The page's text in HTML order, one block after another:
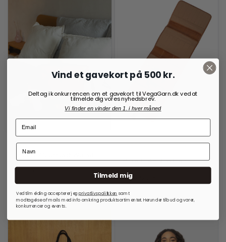
RE:DESIGNED
Project 2 Crossover Walnut
999,00
På lager
OPBEVARINGSLØSNINGER
Project 14 Burned Tan
699,00
Vind et gavekort på 500 kr.
Deltag i konkurrencen om et gavekort til VegaGarn.dk ved at
tilmelde dig vores nyhedsbrev.
Vi finder en vinder den 1. i hver måned
Tilmeld mig
Ved tilmelding accepterer jegprivatlivspolitkken samt
modtagelse af mails med info omkring produktsortimentet. Herunder tilbud og varer,
konkurrencer og events.